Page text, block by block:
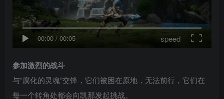
00:00 / 00:05 speed
参加激烈的战斗
与“腐化的灵魂”交锋，它们被困在原地，无法前行，它们在
每一个转角处都会向凯那发起挑战。